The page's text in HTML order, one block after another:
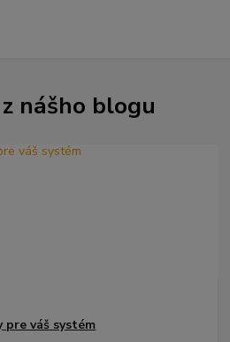
nášho blogu
váš systém